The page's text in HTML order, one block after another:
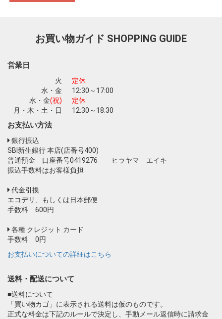
お買い物ガイド SHOPPING GUIDE
営業日
火
定休
水・金
12:30～17:00
水・金(祝)
定休
月・木・土・日
12:30～18:30
お支払い方法
銀行振込
SBI新生銀行 本店(店番号400)
普通預金 口座番号0419276 ヒラヤマ エイキ
振込手数料はお客様負担
代金引換
エコデリ、もしくは日本郵便
手数料 600円
各種 クレジット カード
手数料 0円
お支払いについての詳細はこちら
送料・配送について
■送料について
「買い物カゴ」に表示される送料は仮のものです。
正式な料金は下記のルールで決定し、手動メール返信時に請求金